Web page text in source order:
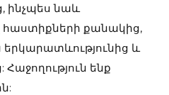
ինչպես նաև
քանակից,
և
ենք